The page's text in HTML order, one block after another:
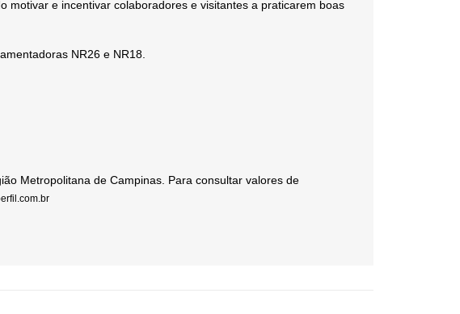
motivar e incentivar colaboradores e visitantes a praticarem boas
NR26 e NR18.
Metropolitana de Campinas. Para consultar valores de